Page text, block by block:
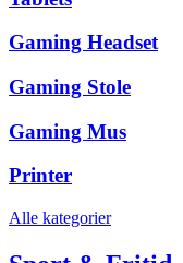
Gaming Headset
Gaming Stole
Gaming Mus
Printer
Alle kategorier